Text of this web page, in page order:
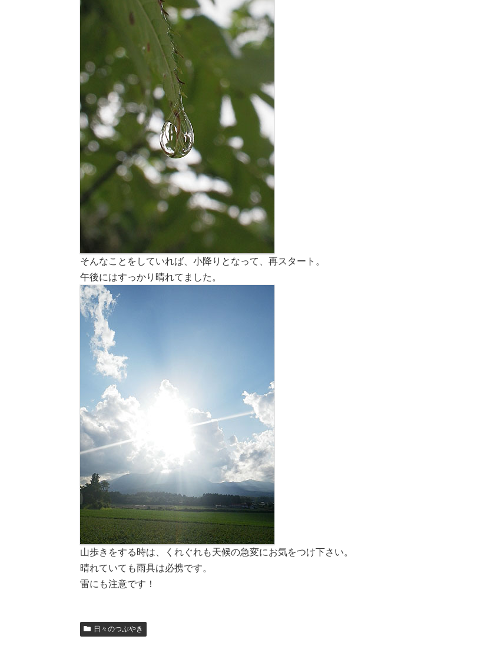
そんなことをしていれば、小降りとなって、再スタート。
午後にはすっかり晴れてました。
山歩きをする時は、くれぐれも天候の急変にお気をつけ下さい。
晴れていても雨具は必携です。
雷にも注意です！
日々のつぶやき